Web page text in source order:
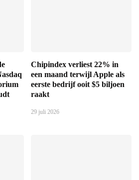
Chipindex verliest 22% in
een maand terwijl Apple als
eerste bedrijf ooit $5 biljoen
raakt
29 juli 2026